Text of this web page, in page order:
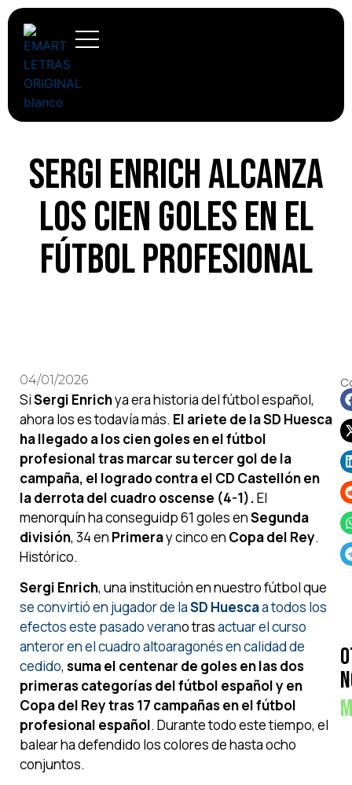
Sergi Enrich alcanza
los cien goles en el
fútbol profesional
04/01/2026
SiSergi Enrichya era historia del fútbol español,
ahora los es todavía más. El ariete de la SD Huesca
ha llegado a los cien goles en el fútbol
profesional tras marcar su tercer gol de la
campaña, el logrado contra el CD Castellón en
la derrota del cuadro oscense (4-1).El
menorquín ha conseguidp 61 goles enSegunda
división, 34 en Primeray cinco en Copa del Rey.
Histórico.
Sergi Enrich, una institución en nuestro fútbol que
se convirtió en jugador de laSD Huescaa todos los
efectos este pasado verano trasactuar el curso
anteror en el cuadro altoaragonés en calidad de
cedido, suma el centenar de goles en las dos
primeras categorías del fútbol español y en
Copa del Rey tras 17 campañas en el fútbol
profesional español. Durante todo este tiempo, el
balear ha defendido los colores de hasta ocho
conjuntos.